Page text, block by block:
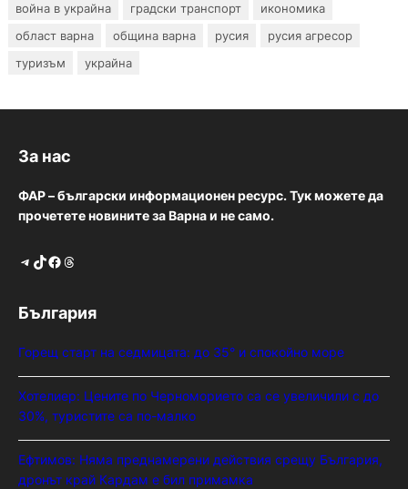
война в украйна
градски транспорт
икономика
област варна
община варна русия
русия агресор
туризъм
украйна
За нас
ФАР – български информационен ресурс. Тук можете да
прочетете новините за Варна и не само.
Telegram TikTok Facebook Threads
България
Горещ старт на седмицата: до 35° и спокойно море
Хотелиер: Цените по Черноморието са се увеличили с до
30%, туристите са по-малко
Ефтимов: Няма преднамерени действия срещу България,
дронът край Кардам е бил примамка